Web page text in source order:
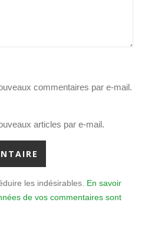
commentaires par e-mail.
articles par e-mail.
les indésirables. En savoir
de vos commentaires sont